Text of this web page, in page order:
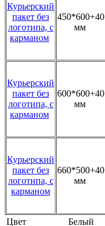
Курьерский
пакет без
логотипа, с
карманом
450*600+40
мм
Курьерский
пакет без
логотипа, с
карманом
600*600+40
мм
Курьерский
пакет без
логотипа, с
карманом
660*500+40
мм
Цвет
Белый